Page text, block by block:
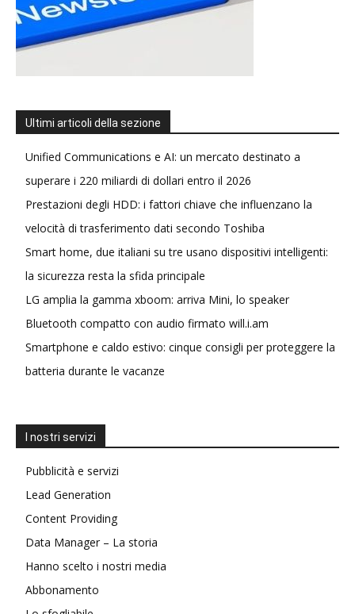
Ultimi articoli della sezione
Unified Communications e AI: un mercato destinato a
superare i 220 miliardi di dollari entro il 2026
Prestazioni degli HDD: i fattori chiave che influenzano la
velocità di trasferimento dati secondo Toshiba
Smart home, due italiani su tre usano dispositivi intelligenti:
la sicurezza resta la sfida principale
LG amplia la gamma xboom: arriva Mini, lo speaker
Bluetooth compatto con audio firmato will.i.am
Smartphone e caldo estivo: cinque consigli per proteggere la
batteria durante le vacanze
I nostri servizi
Pubblicità e servizi
Lead Generation
Content Providing
Data Manager – La storia
Hanno scelto i nostri media
Abbonamento